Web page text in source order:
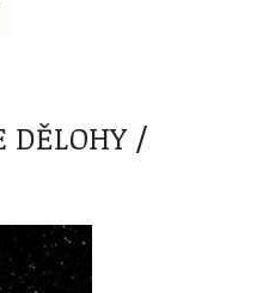
DĚLOHY /